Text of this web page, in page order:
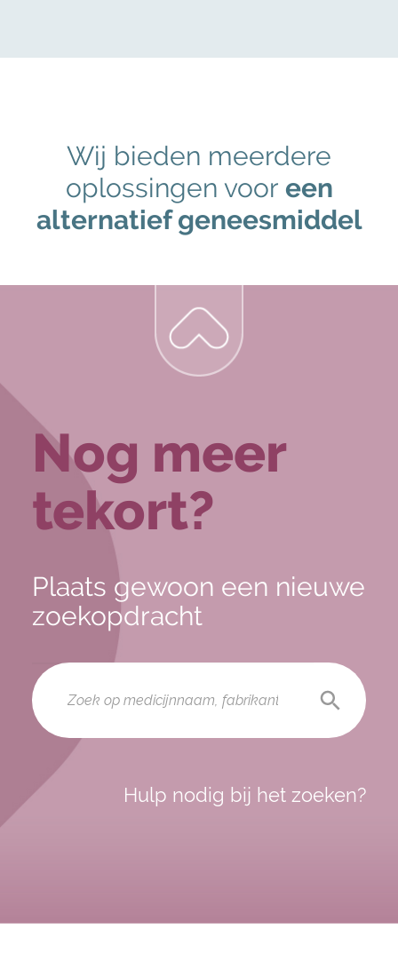
Wij bieden meerdere
oplossingen voor een
alternatief geneesmiddel
Nog meer
tekort?
Plaats gewoon een nieuwe
zoekopdracht
Hulp nodig bij het zoeken?